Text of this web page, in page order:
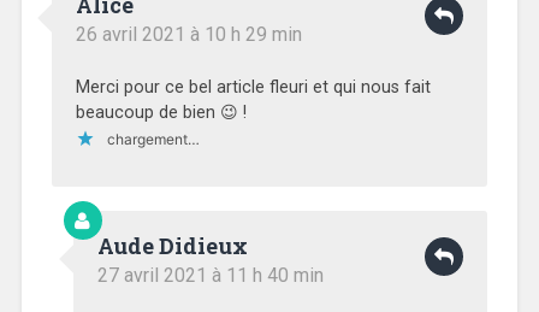
26 avril 2021 à 10 h 29 min
Merci pour ce bel article fleuri et qui nous fait
beaucoup de bien 😉 !
chargement…
Aude Didieux
27 avril 2021 à 11 h 40 min